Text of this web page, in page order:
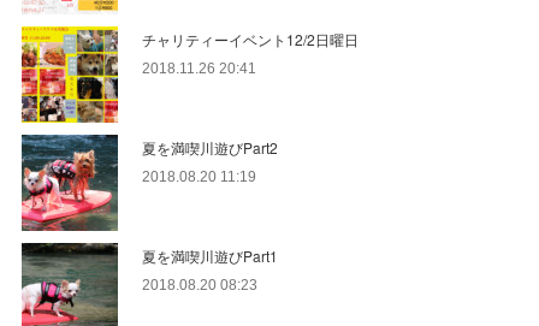
チャリティーイベント12/2日曜日
2018.11.26 20:41
夏を満喫川遊びPart2
2018.08.20 11:19
夏を満喫川遊びPart1
2018.08.20 08:23